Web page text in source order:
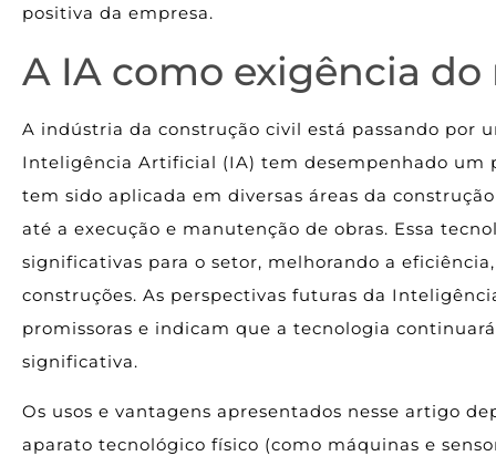
positiva da empresa.
A IA como exigência
A indústria da construção civil está passando por
Inteligência Artificial (IA) tem desempenhado um
tem sido aplicada em diversas áreas da
até a execução e manutenção de obras. Essa
significativas para o setor, melhorando a
construções. As perspectivas futuras da
promissoras e indicam que a tecnologia
significativa.
Os usos e vantagens apresentados nesse artigo
aparato tecnológico físico (como máquinas e